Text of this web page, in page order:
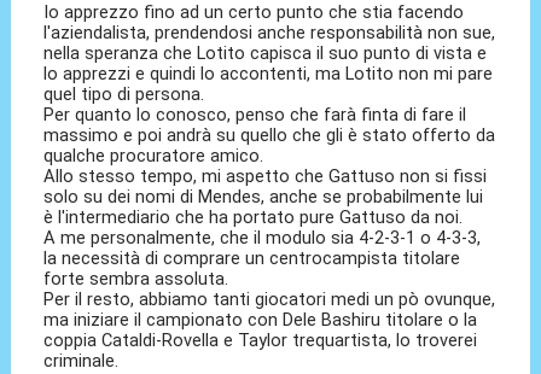
Io apprezzo fino ad un certo punto che stia facendo
l'aziendalista, prendendosi anche responsabilità non sue,
nella speranza che Lotito capisca il suo punto di vista e
lo apprezzi e quindi lo accontenti, ma Lotito non mi pare
quel tipo di persona.
Per quanto lo conosco, penso che farà finta di fare il
massimo e poi andrà su quello che gli è stato offerto da
qualche procuratore amico.
Allo stesso tempo, mi aspetto che Gattuso non si fissi
solo su dei nomi di Mendes, anche se probabilmente lui
è l'intermediario che ha portato pure Gattuso da noi.
A me personalmente, che il modulo sia 4-2-3-1 o 4-3-3,
la necessità di comprare un centrocampista titolare
forte sembra assoluta.
Per il resto, abbiamo tanti giocatori medi un pò ovunque,
ma iniziare il campionato con Dele Bashiru titolare o la
coppia Cataldi-Rovella e Taylor trequartista, lo troverei
criminale.